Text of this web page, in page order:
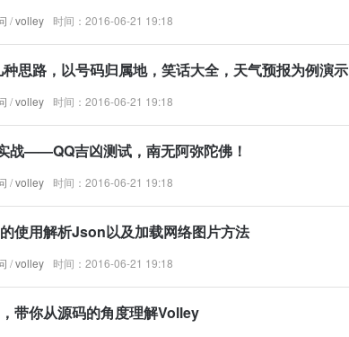
/volley 时间：2016-06-21 19:18
思路，以号码归属地，笑话大全，天气预报为例演示
/volley 时间：2016-06-21 19:18
战——QQ吉凶测试，南无阿弥陀佛！
/volley 时间：2016-06-21 19:18
使用解析Json以及加载网络图片方法
/volley 时间：2016-06-21 19:18
带你从源码的角度理解Volley